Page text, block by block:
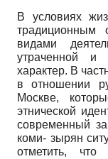
В условиях
традиционным
видами
утраченной и
характер. В
в отношении
Москве,
этнической
современный
коми- зырян
отметить,